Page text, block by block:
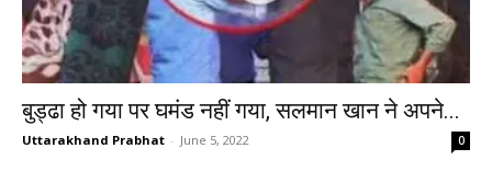
बुड्ढा हो गया पर घमंड नहीं गया, सलमान खान ने अपने...
Uttarakhand Prabhat - June 5, 2022 0